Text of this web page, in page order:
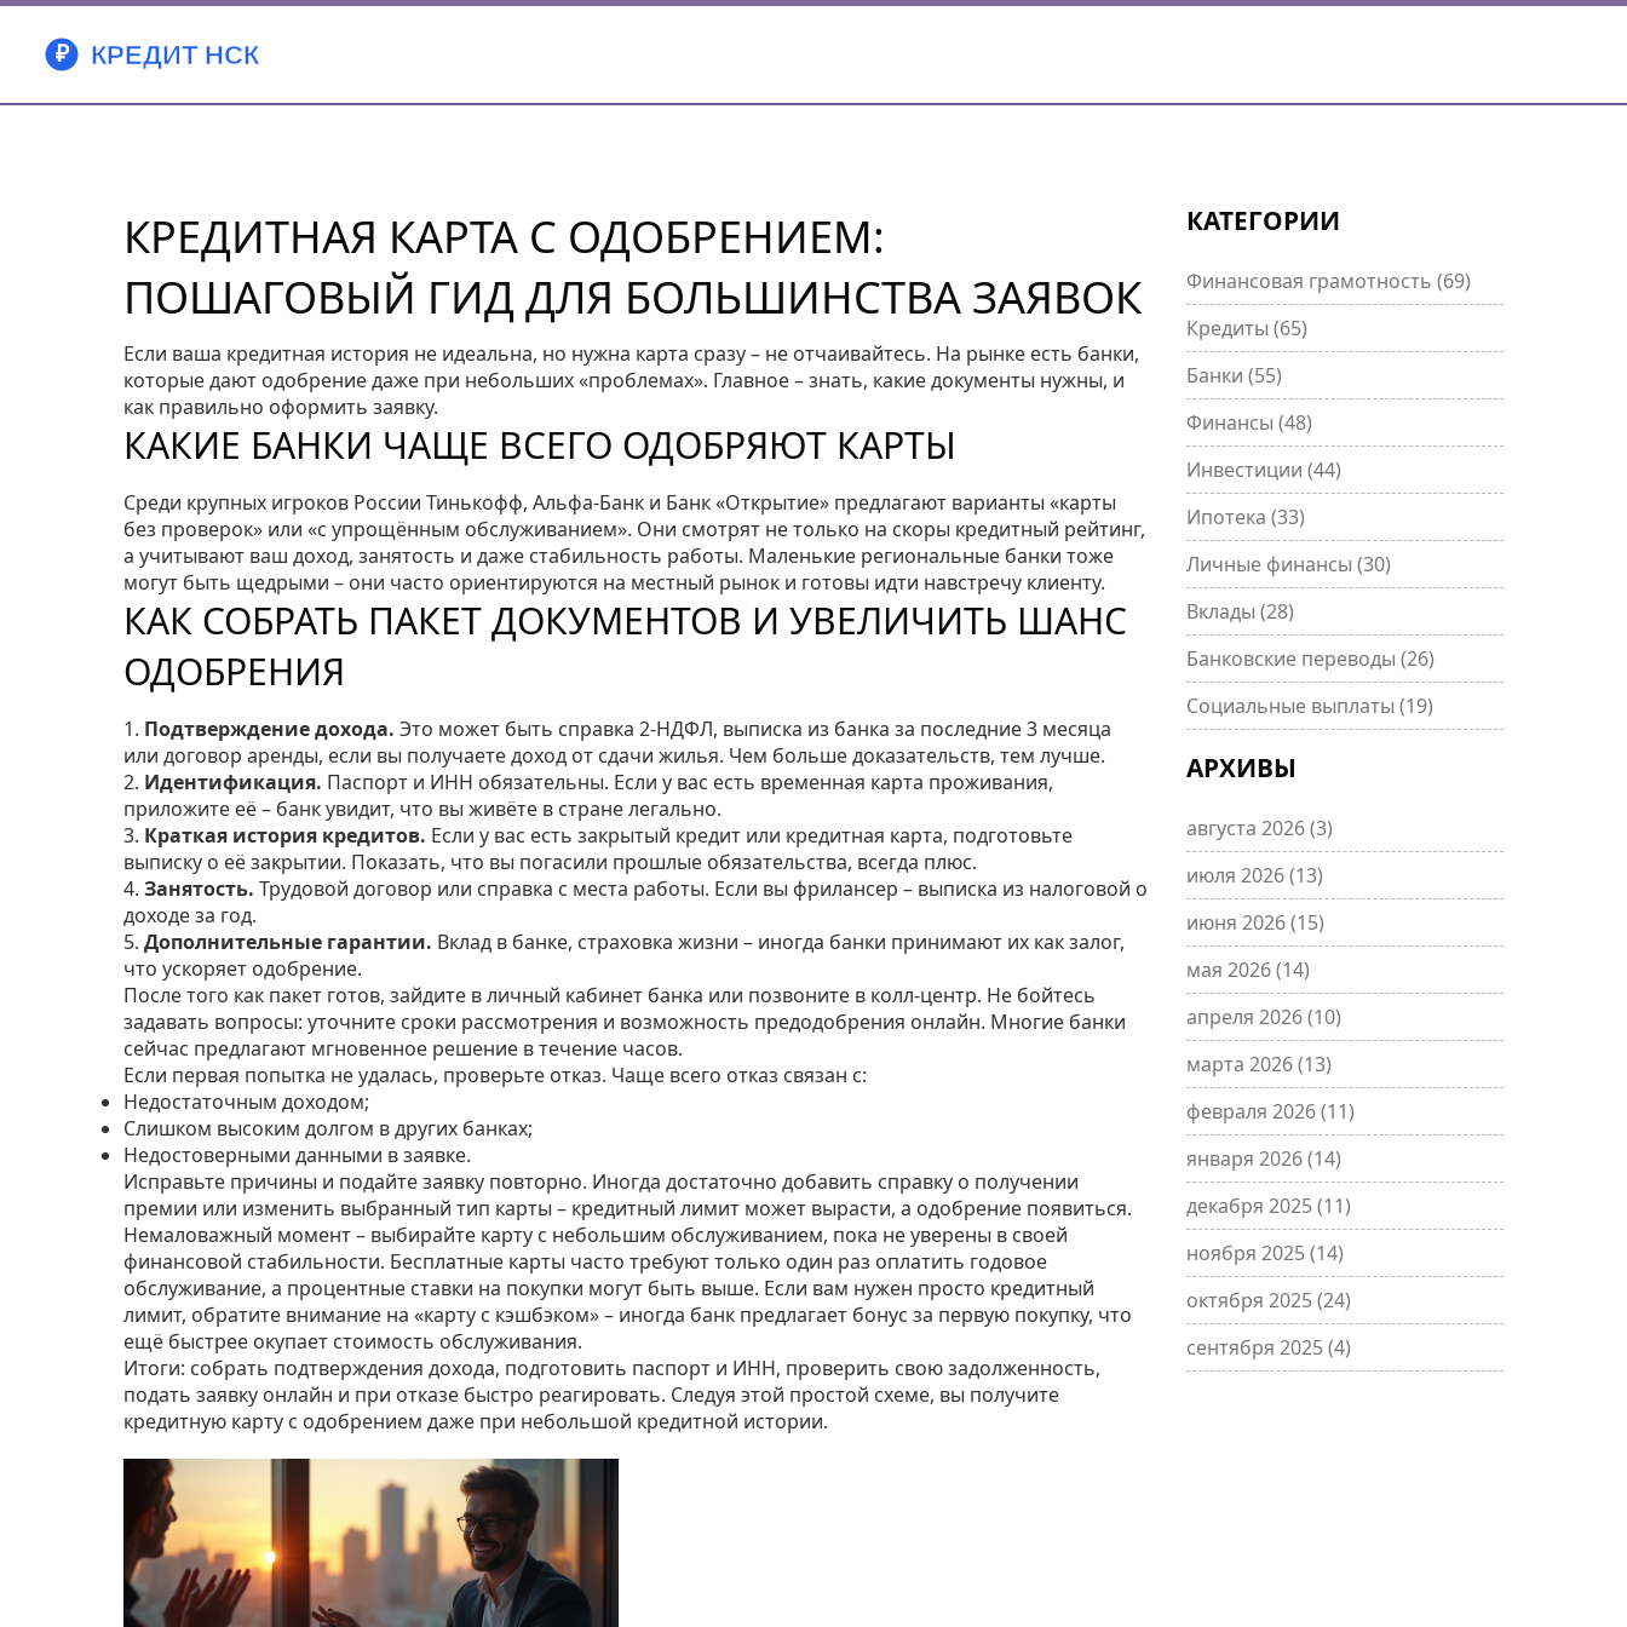
КРЕДИТНАЯ КАРТА С ОДОБРЕНИЕМ:
ПОШАГОВЫЙ ГИД ДЛЯ БОЛЬШИНСТВА ЗАЯВОК
Если ваша кредитная история не идеальна, но нужна карта сразу – не отчаивайтесь. На рынке есть банки,
которые дают одобрение даже при небольших «проблемах». Главное – знать, какие документы нужны, и
как правильно оформить заявку.
КАКИЕ БАНКИ ЧАЩЕ ВСЕГО ОДОБРЯЮТ КАРТЫ
Среди крупных игроков России Тинькофф, Альфа‑Банк и Банк «Открытие» предлагают варианты «карты
без проверок» или «с упрощённым обслуживанием». Они смотрят не только на скоры кредитный рейтинг,
а учитывают ваш доход, занятость и даже стабильность работы. Маленькие региональные банки тоже
могут быть щедрыми – они часто ориентируются на местный рынок и готовы идти навстречу клиенту.
КАК СОБРАТЬ ПАКЕТ ДОКУМЕНТОВ И УВЕЛИЧИТЬ ШАНС
ОДОБРЕНИЯ
1. Подтверждение дохода. Это может быть справка 2‑НДФЛ, выписка из банка за последние 3 месяца
или договор аренды, если вы получаете доход от сдачи жилья. Чем больше доказательств, тем лучше.
2. Идентификация. Паспорт и ИНН обязательны. Если у вас есть временная карта проживания,
приложите её – банк увидит, что вы живёте в стране легально.
3. Краткая история кредитов. Если у вас есть закрытый кредит или кредитная карта, подготовьте
выписку о её закрытии. Показать, что вы погасили прошлые обязательства, всегда плюс.
4. Занятость. Трудовой договор или справка с места работы. Если вы фрилансер – выписка из налоговой о
доходе за год.
5. Дополнительные гарантии. Вклад в банке, страховка жизни – иногда банки принимают их как залог,
что ускоряет одобрение.
После того как пакет готов, зайдите в личный кабинет банка или позвоните в колл‑центр. Не бойтесь
задавать вопросы: уточните сроки рассмотрения и возможность предодобрения онлайн. Многие банки
сейчас предлагают мгновенное решение в течение часов.
Если первая попытка не удалась, проверьте отказ. Чаще всего отказ связан с:
Недостаточным доходом;
Слишком высоким долгом в других банках;
Недостоверными данными в заявке.
Исправьте причины и подайте заявку повторно. Иногда достаточно добавить справку о получении
премии или изменить выбранный тип карты – кредитный лимит может вырасти, а одобрение появиться.
Немаловажный момент – выбирайте карту с небольшим обслуживанием, пока не уверены в своей
финансовой стабильности. Бесплатные карты часто требуют только один раз оплатить годовое
обслуживание, а процентные ставки на покупки могут быть выше. Если вам нужен просто кредитный
лимит, обратите внимание на «карту с кэшбэком» – иногда банк предлагает бонус за первую покупку, что
ещё быстрее окупает стоимость обслуживания.
Итоги: собрать подтверждения дохода, подготовить паспорт и ИНН, проверить свою задолженность,
подать заявку онлайн и при отказе быстро реагировать. Следуя этой простой схеме, вы получите
кредитную карту с одобрением даже при небольшой кредитной истории.
КАТЕГОРИИ
Финансовая грамотность (69)
Кредиты (65)
Банки (55)
Финансы (48)
Инвестиции (44)
Ипотека (33)
Личные финансы (30)
Вклады (28)
Банковские переводы (26)
Социальные выплаты (19)
АРХИВЫ
августа 2026(3)
июля 2026(13)
июня 2026(15)
мая 2026(14)
апреля 2026(10)
марта 2026(13)
февраля 2026(11)
января 2026(14)
декабря 2025(11)
ноября 2025(14)
октября 2025(24)
сентября 2025(4)